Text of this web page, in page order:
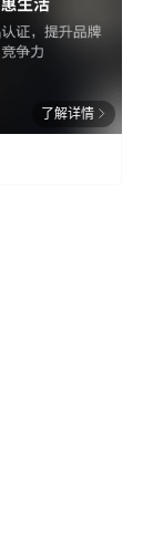
了解详情